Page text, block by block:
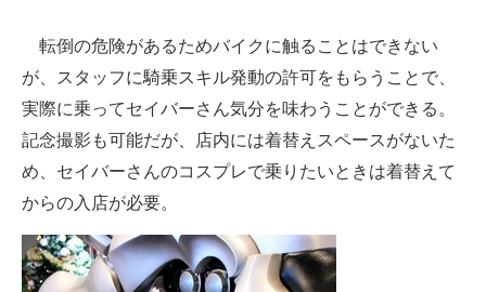
転倒の危険があるためバイクに触ることはできない
が、スタッフに騎乗スキル発動の許可をもらうことで、
実際に乗ってセイバーさん気分を味わうことができる。
記念撮影も可能だが、店内には着替えスペースがないた
め、セイバーさんのコスプレで乗りたいときは着替えて
からの入店が必要。